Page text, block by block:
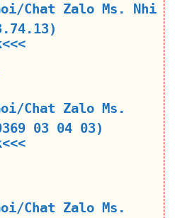
Chat Zalo Ms. Nhi
Chat Zalo Ms.
03 04 03)
Chat Zalo Ms.